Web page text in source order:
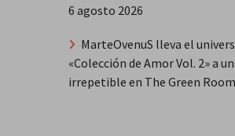
6 agosto 2026
MarteOvenuS lleva el
«Colección de Amor Vol. 2» a
irrepetible en The Green Room